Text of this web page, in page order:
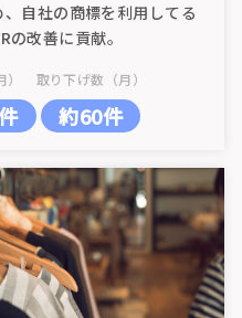
自社の商標を利用してる
改善に貢献。
取り下げ数（月）
約60件